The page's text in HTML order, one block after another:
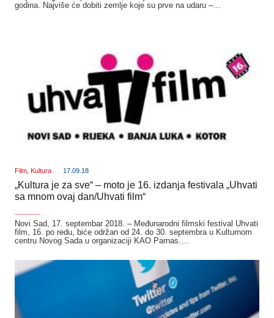
godina. Najviše će dobiti zemlje koje su prve na udaru –…
Film Kultura 17.09.18
„Kultura je za sve“ – moto je 16. izdanja festivala „Uhvati
sa mnom ovaj dan/Uhvati film“
Novi Sad, 17. septembar 2018. – Međunarodni filmski festival Uhvati
film, 16. po redu, biće održan od 24. do 30. septembra u Kulturnom
centru Novog Sada u organizaciji KAO Parnas.…